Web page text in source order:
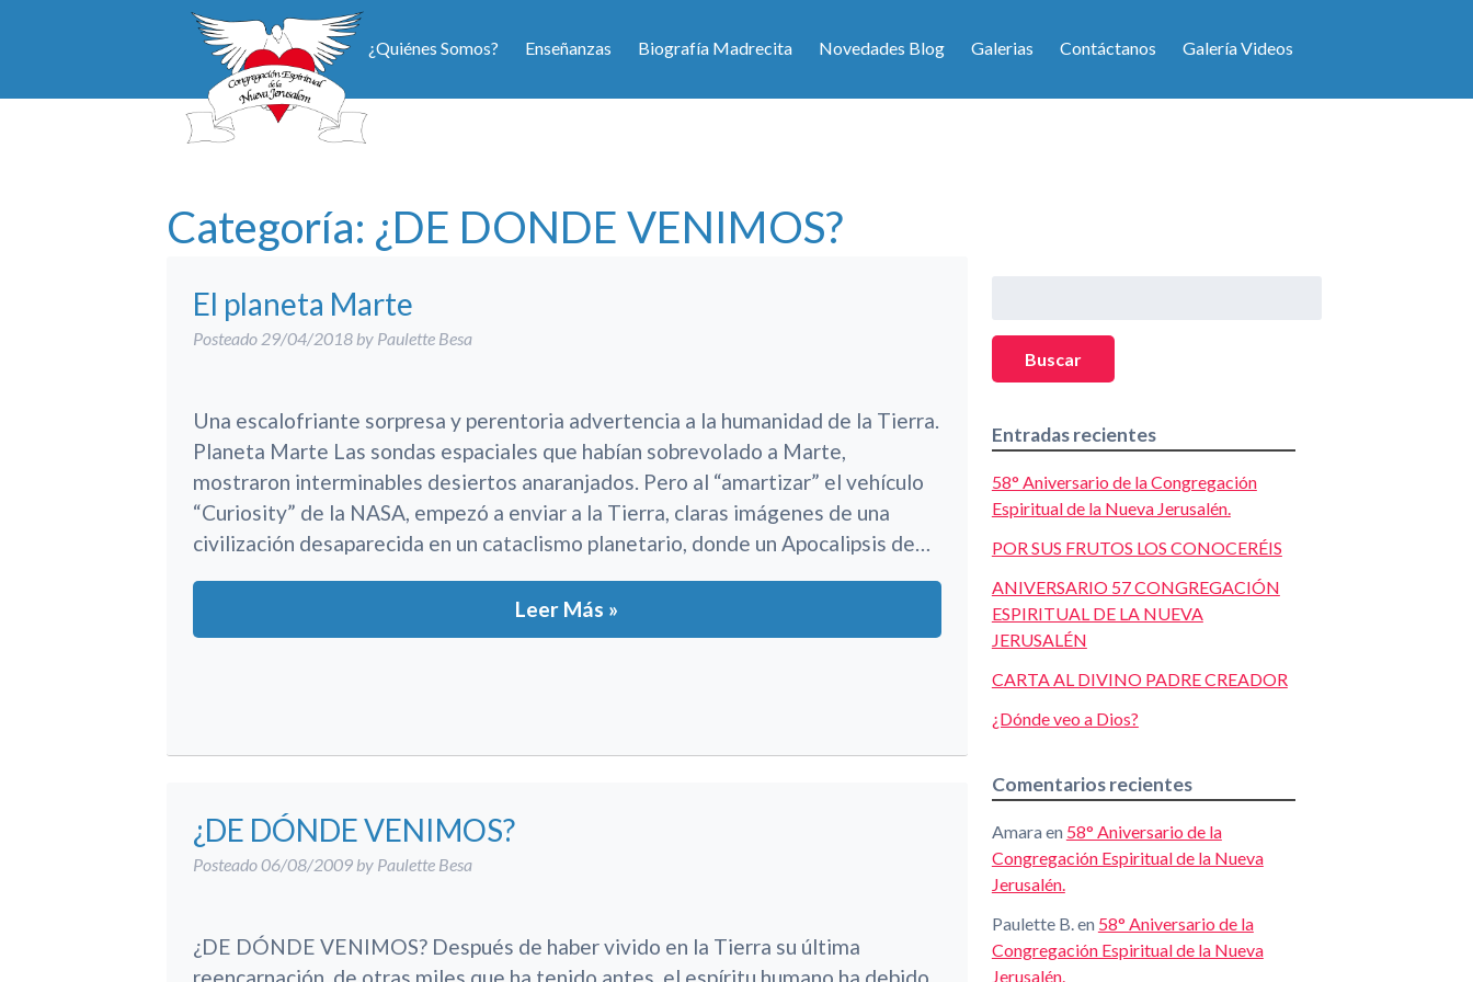
¿Quiénes Somos? Enseñanzas Biografía Madrecita Novedades Blog Galerias Contáctanos Galería Videos
Categoría: ¿DE DONDE VENIMOS?
El planeta Marte
Posteado 29/04/2018 by Paulette Besa
Una escalofriante sorpresa y perentoria advertencia a la humanidad de la Tierra.
Planeta Marte Las sondas espaciales que habían sobrevolado a Marte,
mostraron interminables desiertos anaranjados. Pero al “amartizar” el vehículo
“Curiosity” de la NASA, empezó a enviar a la Tierra, claras imágenes de una
civilización desaparecida en un cataclismo planetario, donde un Apocalipsis de…
Leer Más »
¿DE DÓNDE VENIMOS?
Posteado06/08/2009 by Paulette Besa
¿DE DÓNDE VENIMOS? Después de haber vivido en la Tierra su última
Buscar
Entradas recientes
58° Aniversario de la Congregación
Espiritual de la Nueva Jerusalén.
POR SUS FRUTOS LOS CONOCERÉIS
ANIVERSARIO 57 CONGREGACIÓN
ESPIRITUAL DE LA NUEVA
JERUSALÉN
CARTA AL DIVINO PADRE CREADOR
¿Dónde veo a Dios?
Comentarios recientes
Amara en 58° Aniversario de la
Congregación Espiritual de la Nueva
Jerusalén.
Paulette B.en 58° Aniversario de la
Congregación Espiritual de la Nueva
Jerusalén.